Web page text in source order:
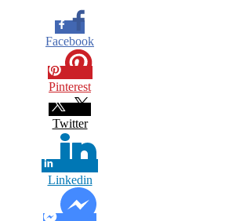
Facebook
Pinterest
Twitter
Linkedin